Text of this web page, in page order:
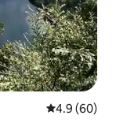
Calificación
4.9 (60)